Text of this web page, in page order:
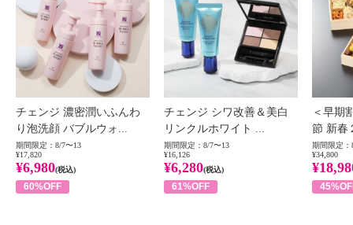
チェンジ 濃密潤いふんわ
り泡洗顔 バブルウォ...
期間限定：8/7〜13
¥17,820
¥6,980(税込)
60%OFF
チェンジ シワ改善＆美白
リンクルホワイト ...
期間限定：8/7〜13
¥16,126
¥6,280(税込)
61%OFF
＜早期
節 新春
期間限定：
¥34,800